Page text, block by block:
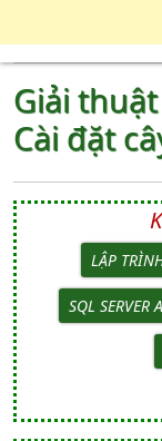
Giải
Cài đặt
LẬP
SQL SERVER